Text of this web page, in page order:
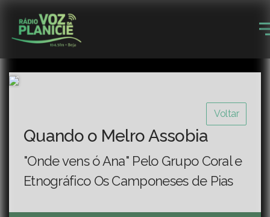
Voltar
Quando o Melro Assobia
"Onde vens ó Ana" Pelo Grupo Coral e
Etnográfico Os Camponeses de Pias